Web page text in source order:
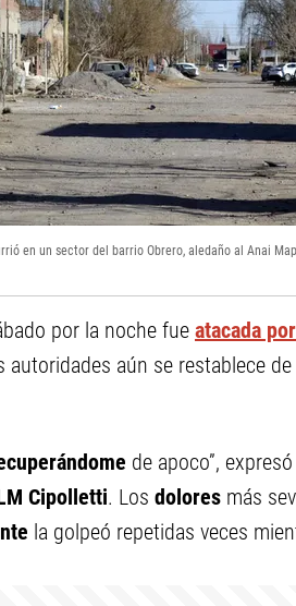
en un sector del barrio Obrero, aledaño al Anai
por la noche fue atacada
aún se restablece de
de apoco”,
Cipolletti. Los dolores más
la golpeó repetidas veces